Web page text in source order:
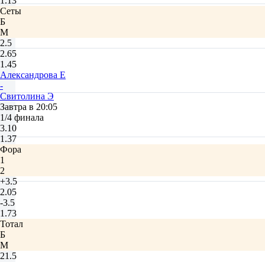
Сеты
Б
М
2.5
2.65
1.45
Александрова Е
-
Свитолина Э
Завтра в 20:05
1/4 финала
3.10
1.37
Фора
1
2
+3.5
2.05
-3.5
1.73
Тотал
Б
М
21.5